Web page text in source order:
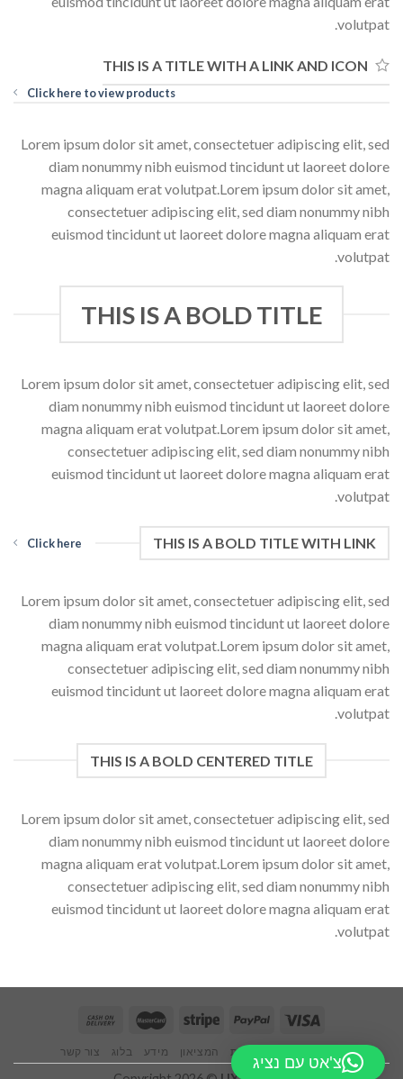
volutpat.
THIS IS A TITLE WITH A LINK AND ICON
Click here to view products
Lorem ipsum dolor sit amet, consectetuer adipiscing elit, sed
diam nonummy nibh euismod tincidunt ut laoreet dolore
magna aliquam erat volutpat.Lorem ipsum dolor sit amet,
consectetuer adipiscing elit, sed diam nonummy nibh
euismod tincidunt ut laoreet dolore magna aliquam erat
volutpat.
THIS IS A BOLD TITLE
Lorem ipsum dolor sit amet, consectetuer adipiscing elit, sed
diam nonummy nibh euismod tincidunt ut laoreet dolore
magna aliquam erat volutpat.Lorem ipsum dolor sit amet,
consectetuer adipiscing elit, sed diam nonummy nibh
euismod tincidunt ut laoreet dolore magna aliquam erat
volutpat.
THIS IS A BOLD TITLE WITH LINK
Click here
Lorem ipsum dolor sit amet, consectetuer adipiscing elit, sed
diam nonummy nibh euismod tincidunt ut laoreet dolore
magna aliquam erat volutpat.Lorem ipsum dolor sit amet,
consectetuer adipiscing elit, sed diam nonummy nibh
euismod tincidunt ut laoreet dolore magna aliquam erat
volutpat.
THIS IS A BOLD CENTERED TITLE
Lorem ipsum dolor sit amet, consectetuer adipiscing elit, sed
diam nonummy nibh euismod tincidunt ut laoreet dolore
magna aliquam erat volutpat.Lorem ipsum dolor sit amet,
consectetuer adipiscing elit, sed diam nonummy nibh
euismod tincidunt ut laoreet dolore magna aliquam erat
volutpat.
חנות המציאון מידע בלוג צור קשר
צ'אט עם נציג